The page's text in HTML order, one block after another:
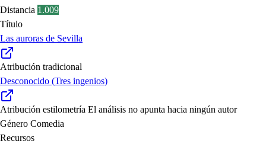
Distancia 1.009
Título
Las auroras de Sevilla
Atribución tradicional
Desconocido (Tres ingenios)
Atribución estilometría El análisis no apunta hacia ningún autor
Género Comedia
Recursos